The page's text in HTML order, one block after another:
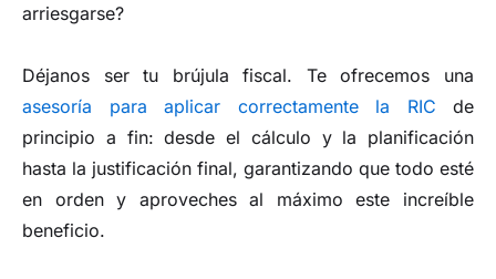
arriesgarse?
Déjanos ser tu brújula fiscal. Te ofrecemos una
asesoría para aplicar correctamente la RIC de
principio a fin: desde el cálculo y la planificación
hasta la justificación final, garantizando que todo esté
en orden y aproveches al máximo este increíble
beneficio.